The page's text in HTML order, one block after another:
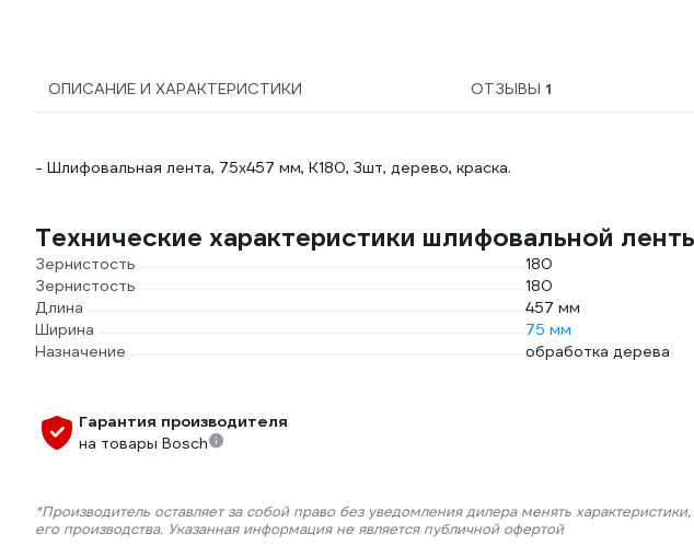
ОПИСАНИЕ И ХАРАКТЕРИСТИКИ ОТЗЫВЫ 1
- Шлифовальная лента, 75х457 мм, К180, 3шт, дерево, краска.
Технические характеристики шлифовальной
Зернистость
180
Зернистость
180
Длина
457 мм
Ширина
75 мм
Назначение
обработка дерева
Гарантия производителя
на товары Bosch
*Производитель оставляет за собой право без уведомления дилера менять
его производства. Указанная информация не является публичной офертой